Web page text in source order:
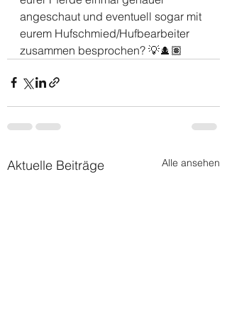
angeschaut und eventuell sogar mit
eurem Hufschmied/Hufbearbeiter
zusammen besprochen? 💡🕵🏽
Aktuelle Beiträge Alle ansehen